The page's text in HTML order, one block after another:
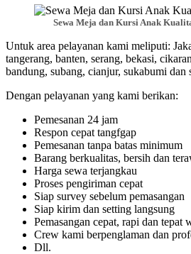
Sewa Meja dan Kursi Anak
Untuk area pelayanan kami meliputi:
tangerang, banten, serang, bekasi,
bandung, subang, cianjur, sukabumi dan
Dengan pelayanan yang kami berikan:
Pemesanan 24 jam
Respon cepat tangfgap
Pemesanan tanpa batas minimum
Barang berkualitas, bersih dan
Harga sewa terjangkau
Proses pengiriman cepat
Siap survey sebelum pemasangan
Siap kirim dan setting langsung
Pemasangan cepat, rapi dan tepat
Crew kami berpenglaman dan
Dll.